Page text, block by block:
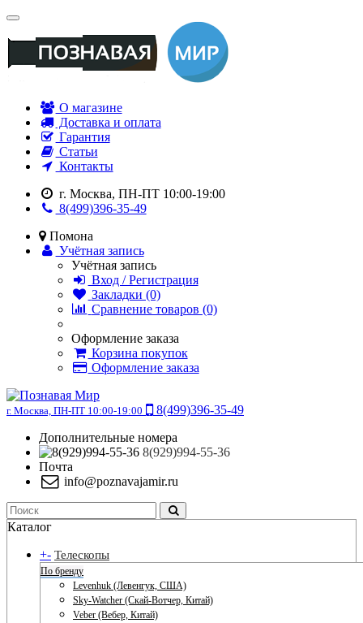
О магазине
Доставка и оплата
Гарантия
Статьи
Контакты
г. Москва, ПН-ПТ 10:00-19:00
8(499)396-35-49
Помона
Учётная запись
Учётная запись
Вход / Регистрация
Закладки (0)
Сравнение товаров (0)
Оформление заказа
Корзина покупок
Оформление заказа
г. Москва, ПН-ПТ 10:00-19:00
8(499)396-35-49
Дополнительные номера
8(929)994-55-36
Почта
info@poznavajamir.ru
Каталог
+- Телескопы
По бренду
Levenhuk (Левенгук, США)
Sky-Watcher (Скай-Вотчер, Китай)
Veber (Вебер, Китай)